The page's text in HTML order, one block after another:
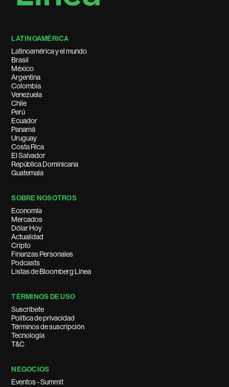
LATINOAMÉRICA
Latinoamérica y el mundo
Brasil
México
Argentina
Colombia
Venezuela
Chile
Perú
Ecuador
Panamá
Uruguay
Costa Rica
El Salvador
República Dominicana
Guatemala
SOBRE NOSOTROS
Economía
Mercados
Dólar Hoy
Actualidad
Cripto
Finanzas Personales
Podcasts
Listas de Bloomberg Línea
TÉRMINOS DE USO
Suscríbete
Política de privacidad
Términos de suscripción
Tecnología
T&C
NEGOCIOS
Eventos - Summit